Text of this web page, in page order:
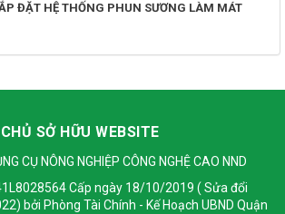
ĐẶT HỆ THỐNG PHUN SƯƠNG LÀM MÁT
SỞ HỮU WEBSITE
CỤ NÔNG NGHIỆP CÔNG NGHỆ CAO NND
Cấp ngày 18/10/2019 ( Sửa đổi
bởi Phòng Tài Chính - Kế Hoạch UBND Quận